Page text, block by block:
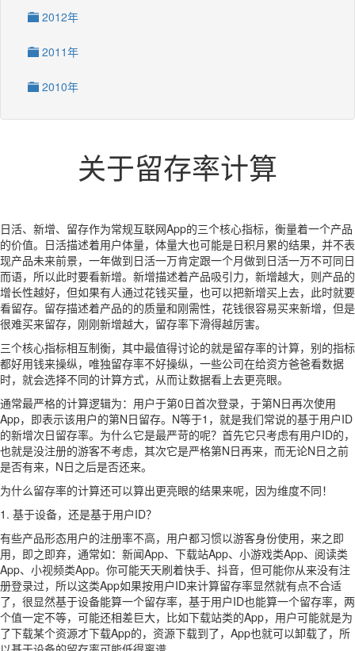
2012年
2011年
2010年
关于留存率计算
日活、新增、留存作为常规互联网App的三个核心指标，衡量着一个产品
的价值。日活描述着用户体量，体量大也可能是日积月累的结果，并不表
现产品未来前景，一年做到日活一万肯定跟一个月做到日活一万不可同日
而语，所以此时要看新增。新增描述着产品吸引力，新增越大，则产品的
增长性越好，但如果有人通过花钱买量，也可以把新增买上去，此时就要
看留存。留存描述着产品的的质量和刚需性，花钱很容易买来新增，但是
很难买来留存，刚刚新增越大，留存率下滑得越厉害。
三个核心指标相互制衡，其中最值得讨论的就是留存率的计算，别的指标
都好用钱来操纵，唯独留存率不好操纵，一些公司在给资方爸爸看数据
时，就会选择不同的计算方式，从而让数据看上去更亮眼。
通常最严格的计算逻辑为：用户于第0日首次登录，于第N日再次使用
App，即表示该用户的第N日留存。N等于1，就是我们常说的基于用户ID
的新增次日留存率。为什么它是最严苛的呢？首先它只考虑有用户ID的，
也就是没注册的游客不考虑，其次它是严格第N日再来，而无论N日之前
是否有来，N日之后是否还来。
为什么留存率的计算还可以算出更亮眼的结果来呢，因为维度不同！
1. 基于设备，还是基于用户ID？
有些产品形态用户的注册率不高，用户都习惯以游客身份使用，来之即
用，即之即弃，通常如：新闻App、下载站App、小游戏类App、阅读类
App、小视频类App。你可能天天刷着快手、抖音，但可能你从来没有注
册登录过，所以这类App如果按用户ID来计算留存率显然就有点不合适
了，很显然基于设备能算一个留存率，基于用户ID也能算一个留存率，两
个值一定不等，可能还相差巨大，比如下载站类的App，用户可能就是为
了下载某个资源才下载App的，资源下载到了，App也就可以卸载了，所